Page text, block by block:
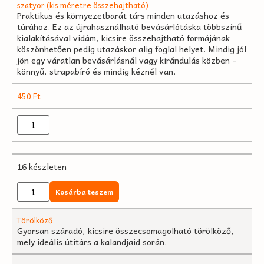
szatyor (kis méretre összehajtható)
Praktikus és környezetbarát társ minden utazáshoz és
túrához. Ez az újrahasználható bevásárlótáska többszínű
kialakításával vidám, kicsire összehajtható formájának
köszönhetően pedig utazáskor alig foglal helyet. Mindig jól
jön egy váratlan bevásárlásnál vagy kirándulás közben –
könnyű, strapabíró és mindig kéznél van.
450Ft
16 készleten
Kosárba teszem
Törölköző
Gyorsan száradó, kicsire összecsomagolható törölköző,
mely ideális útitárs a kalandjaid során.